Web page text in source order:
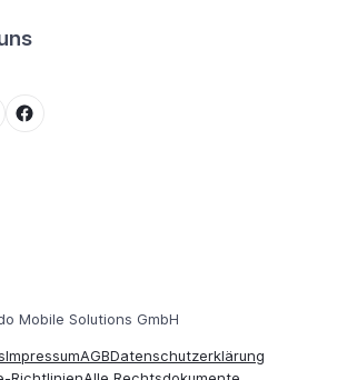
Facebook
Mobile Solutions GmbH
ImpressumAGBDatenschutzerklärung